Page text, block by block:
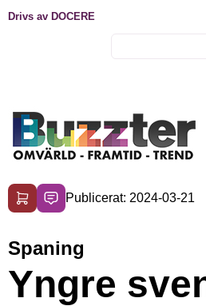
Drivs av DOCERE
Publicerat: 2024-03-21
Spaning
Yngre